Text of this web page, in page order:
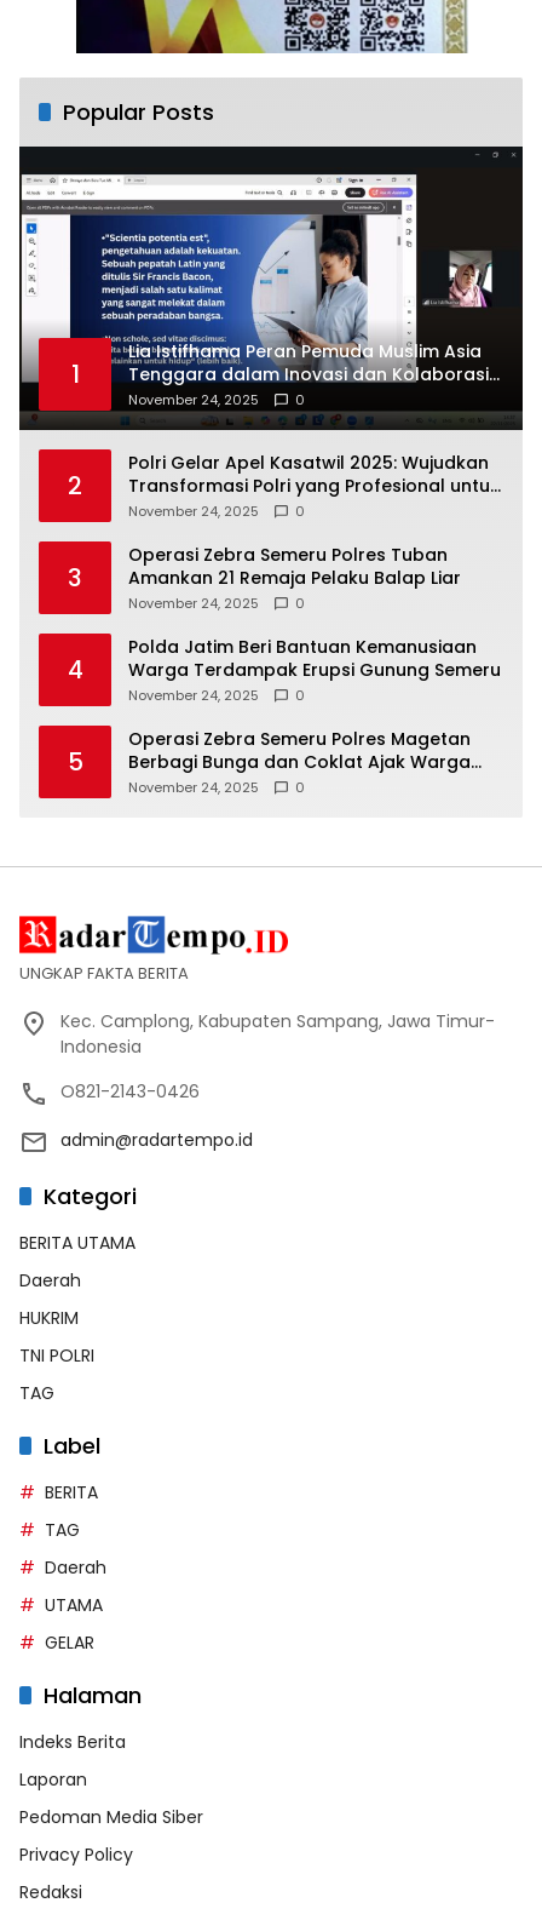
Popular Posts
1
Lia Istifhama Peran Pemuda Muslim Asia
Tenggara dalam Inovasi dan Kolaborasi
Internasional
November 24, 2025 0
2
Polri Gelar Apel Kasatwil 2025: Wujudkan
Transformasi Polri yang Profesional untuk
Masyarakat
November 24, 2025 0
3
Operasi Zebra Semeru Polres Tuban
Amankan 21 Remaja Pelaku Balap Liar
November 24, 2025 0
4
Polda Jatim Beri Bantuan Kemanusiaan
Warga Terdampak Erupsi Gunung Semeru
November 24, 2025 0
5
Operasi Zebra Semeru Polres Magetan
Berbagi Bunga dan Coklat Ajak Warga
Tertib Lalin
November 24, 2025 0
UNGKAP FAKTA BERITA
Kec. Camplong, Kabupaten Sampang, Jawa Timur-
Indonesia
O821-2143-0426
admin@radartempo.id
Kategori
BERITA UTAMA
Daerah
HUKRIM
TNI POLRI
TAG
Label
BERITA
TAG
Daerah
UTAMA
GELAR
Halaman
Indeks Berita
Laporan
Pedoman Media Siber
Privacy Policy
Redaksi